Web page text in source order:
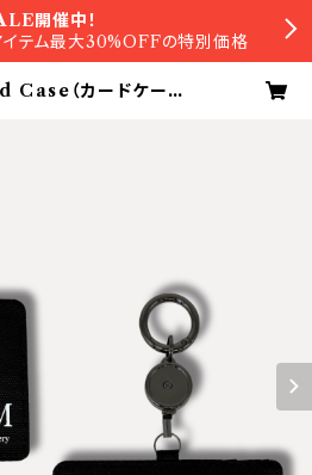
開催中！
テム最大30%OFFの特別価格
（カードケース）
Mastery | A Mastery